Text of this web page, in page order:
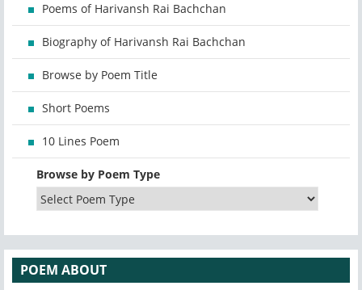
Poems of Harivansh Rai Bachchan
Biography of Harivansh Rai Bachchan
Browse by Poem Title
Short Poems
10 Lines Poem
Browse by Poem Type
POEM ABOUT